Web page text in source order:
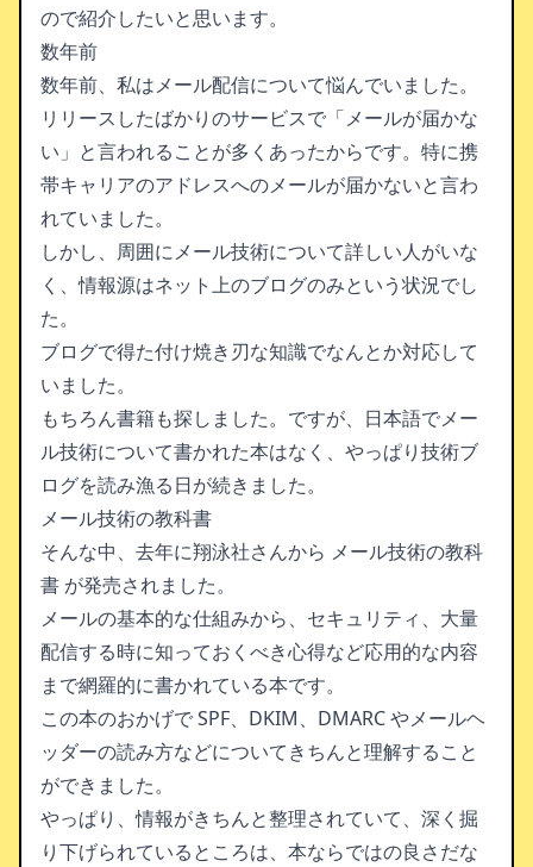
ので紹介したいと思います。
数年前
数年前、私はメール配信について悩んでいました。
リリースしたばかりのサービスで「メールが届かな
い」と言われることが多くあったからです。特に携
帯キャリアのアドレスへのメールが届かないと言わ
れていました。
しかし、周囲にメール技術について詳しい人がいな
く、情報源はネット上のブログのみという状況でし
た。
ブログで得た付け焼き刃な知識でなんとか対応して
いました。
もちろん書籍も探しました。ですが、日本語でメー
ル技術について書かれた本はなく、やっぱり技術ブ
ログを読み漁る日が続きました。
メール技術の教科書
そんな中、去年に翔泳社さんから メール技術の教科
書が発売されました。
メールの基本的な仕組みから、セキュリティ、大量
配信する時に知っておくべき心得など応用的な内容
まで網羅的に書かれている本です。
この本のおかげで SPF、DKIM、DMARC やメールヘ
ッダーの読み方などについてきちんと理解すること
ができました。
やっぱり、情報がきちんと整理されていて、深く掘
り下げられているところは、本ならではの良さだな